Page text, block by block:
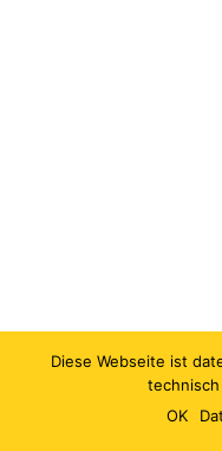
Diese Webseite ist
OK